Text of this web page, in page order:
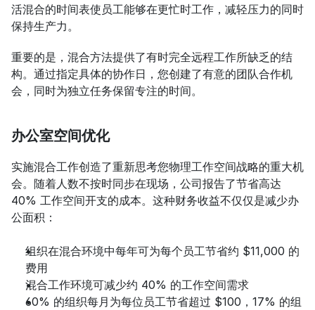
活混合的时间表使员工能够在更忙时工作，减轻压力的同时
保持生产力。
重要的是，混合方法提供了有时完全远程工作所缺乏的结
构。通过指定具体的协作日，您创建了有意的团队合作机
会，同时为独立任务保留专注的时间。
办公室空间优化
实施混合工作创造了重新思考您物理工作空间战略的重大机
会。随着人数不按时同步在现场，公司报告了节省高达
40% 工作空间开支的成本。这种财务收益不仅仅是减少办
公面积：
组织在混合环境中每年可为每个员工节省约 $11,000 的
费用
混合工作环境可减少约 40% 的工作空间需求
60% 的组织每月为每位员工节省超过 $100，17% 的组